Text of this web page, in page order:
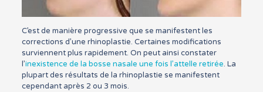
C’est de manière progressive que se manifestent les
corrections d’une rhinoplastie. Certaines modifications
surviennent plus rapidement. On peut ainsi constater
l’inexistence de la bosse nasale une fois l’attelle retirée. La
plupart des résultats de la rhinoplastie se manifestent
cependant après 2 ou 3 mois.